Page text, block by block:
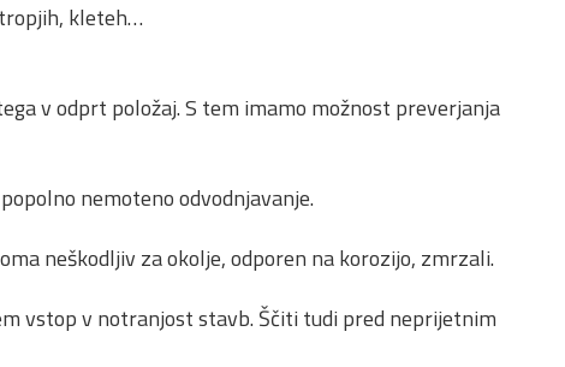
kleteh…
v odprt položaj. S tem imamo možnost preverjanja
nemoteno odvodnjavanje.
neškodljiv za okolje, odporen na korozijo, zmrzali.
vstop v notranjost stavb. Ščiti tudi pred neprijetnim